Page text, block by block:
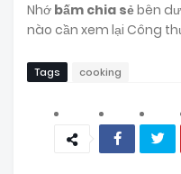
Nhớ bấm chia sẻbên
nào cần xem lại Công
Tags cooking